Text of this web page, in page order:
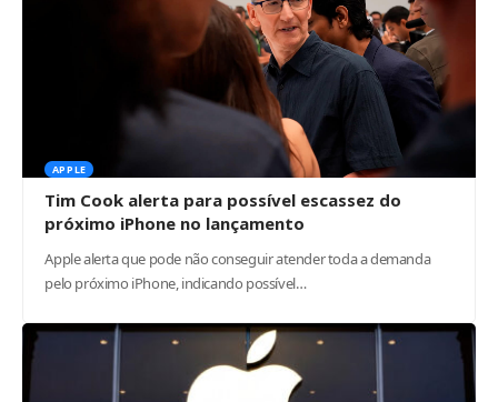
APPLE
Tim Cook alerta para possível escassez do
próximo iPhone no lançamento
Apple alerta que pode não conseguir atender toda a demanda
pelo próximo iPhone, indicando possível…